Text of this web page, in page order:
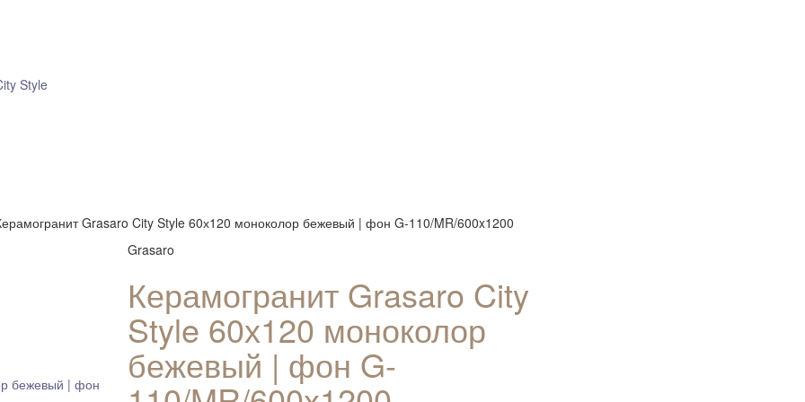
Style
Grasaro City Style 60х120 моноколор бежевый | фон G-110/MR/600x1200
Grasaro
Керамогранит Grasaro City
Style 60х120 моноколор
бежевый | фон G-